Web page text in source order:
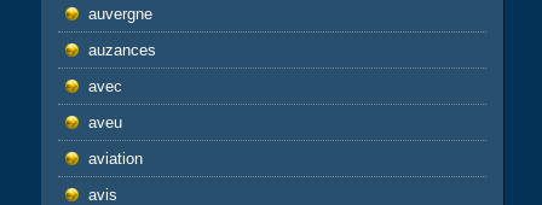
auvergne
auzances
avec
aveu
aviation
avis